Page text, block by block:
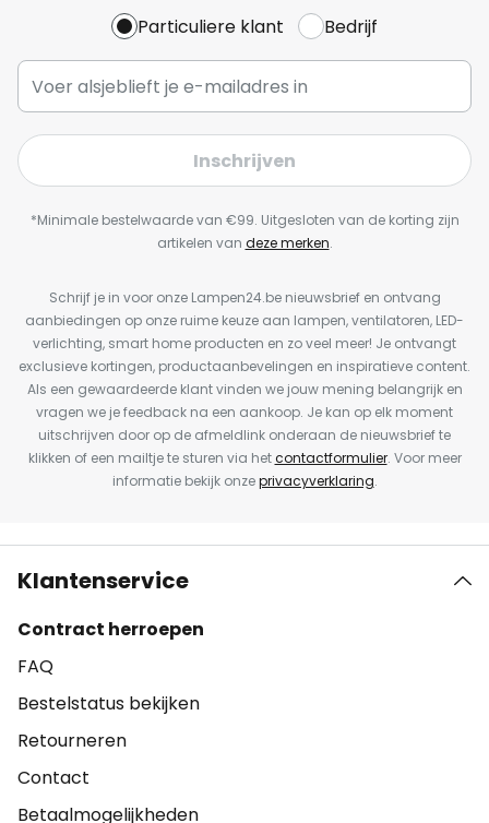
Particuliere klant Bedrijf
Inschrijven
*Minimale bestelwaarde van €99. Uitgesloten van de korting zijn
artikelen van deze merken.
Schrijf je in voor onze Lampen24.be nieuwsbrief en ontvang
aanbiedingen op onze ruime keuze aan lampen, ventilatoren, LED-
verlichting, smart home producten en zo veel meer! Je ontvangt
exclusieve kortingen, productaanbevelingen en inspiratieve content.
Als een gewaardeerde klant vinden we jouw mening belangrijk en
vragen we je feedback na een aankoop. Je kan op elk moment
uitschrijven door op de afmeldlink onderaan de nieuwsbrief te
klikken of een mailtje te sturen via hetcontactformulier. Voor meer
informatie bekijk onzeprivacyverklaring.
Klantenservice
Contract herroepen
FAQ
Bestelstatus bekijken
Retourneren
Contact
Betaalmogelijkheden